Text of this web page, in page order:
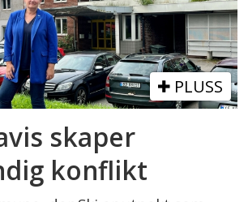
PLUSS
skaper
konflikt